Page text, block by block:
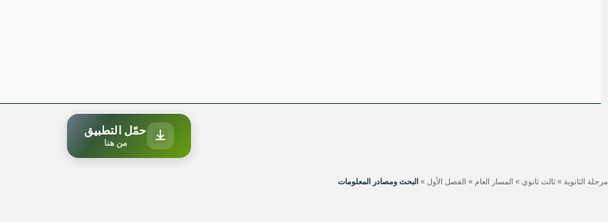
حمّل التطبيق
من هنا
مرحلة الثانوية » ثالث ثانوي » المسار العام » الفصل الأول » البحث ومصادر المعلومات